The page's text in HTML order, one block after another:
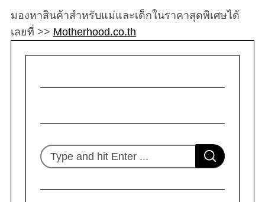
มองหาสินค้าสำหรับแม่และเด็กในราคาสุดพิเศษได้
เลยที่ >> Motherhood.co.th
S
e
S
E
C